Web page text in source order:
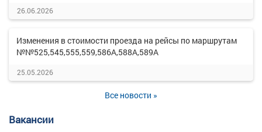
26.06.2026
Изменения в стоимости проезда на рейсы по маршрутам
№№525,545,555,559,586А,588А,589А
25.05.2026
Все новости »
Вакансии